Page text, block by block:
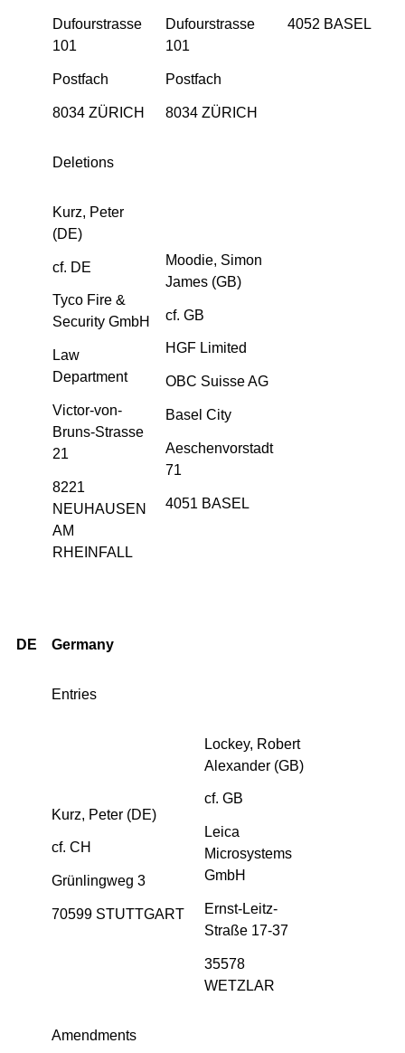
Dufourstrasse
101
Postfach
8034 ZÜRICH
Dufourstrasse
101
Postfach
8034 ZÜRICH
4052 BASEL
Deletions
Kurz, Peter
(DE)
cf. DE
Tyco Fire &
Security GmbH
Law
Department
Victor-von-
Bruns-Strasse
21
8221
NEUHAUSEN
AM
RHEINFALL
Moodie, Simon
James (GB)
cf. GB
HGF Limited
OBC Suisse AG
Basel City
Aeschenvorstadt
71
4051 BASEL
DE Germany
Entries
Kurz, Peter (DE)
cf. CH
Grünlingweg 3
70599 STUTTGART
Lockey, Robert
Alexander (GB)
cf. GB
Leica
Microsystems
GmbH
Ernst-Leitz-
Straße 17-37
35578
WETZLAR
Amendments